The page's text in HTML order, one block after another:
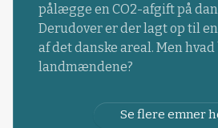
pålægge en CO2-afgift på
Derudover er der lagt op til
af det danske areal. Men
landmændene?
Se flere emner